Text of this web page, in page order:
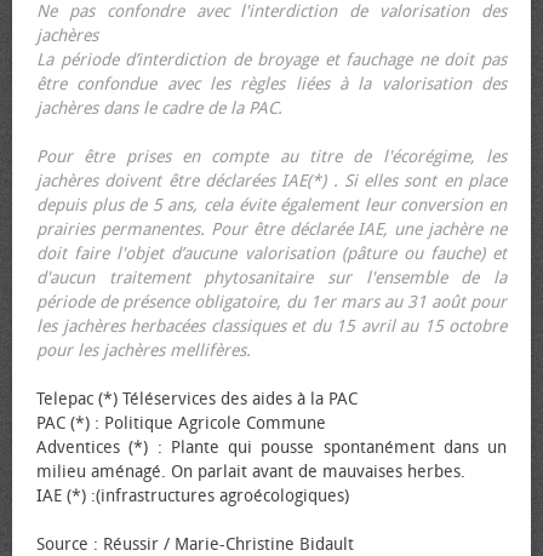
Ne pas confondre avec l'interdiction de valorisation des
jachères
La période d’interdiction de broyage et fauchage ne doit pas
être confondue avec les règles liées à la valorisation des
jachères dans le cadre de la PAC.
Pour être prises en compte au titre de l'écorégime, les
jachères doivent être déclarées IAE(*) . Si elles sont en place
depuis plus de 5 ans, cela évite également leur conversion en
prairies permanentes. Pour être déclarée IAE, une jachère ne
doit faire l'objet d’aucune valorisation (pâture ou fauche) et
d'aucun traitement phytosanitaire sur l'ensemble de la
période de présence obligatoire, du 1er mars au 31 août pour
les jachères herbacées classiques et du 15 avril au 15 octobre
pour les jachères mellifères.
Telepac (*) Téléservices des aides à la PAC
PAC (*) : Politique Agricole Commune
Adventices (*) : Plante qui pousse spontanément dans un
milieu aménagé. On parlait avant de mauvaises herbes.
IAE (*) :(infrastructures agroécologiques)
Source : Réussir / Marie-Christine Bidault